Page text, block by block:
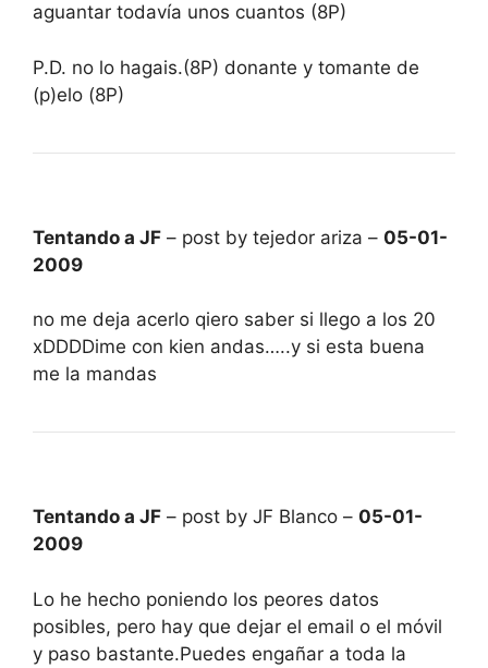
aguantar todavía unos cuantos (8P)
P.D. no lo hagais.(8P) donante y tomante de
(p)elo (8P)
Tentando a JF – post by tejedor ariza – 05-01-
2009
no me deja acerlo qiero saber si llego a los 20
xDDDDime con kien andas…..y si esta buena
me la mandas
Tentando a JF – post by JF Blanco – 05-01-
2009
Lo he hecho poniendo los peores datos
posibles, pero hay que dejar el email o el móvil
y paso bastante.Puedes engañar a toda la